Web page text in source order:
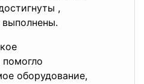
,
выполнены.
оборудование,